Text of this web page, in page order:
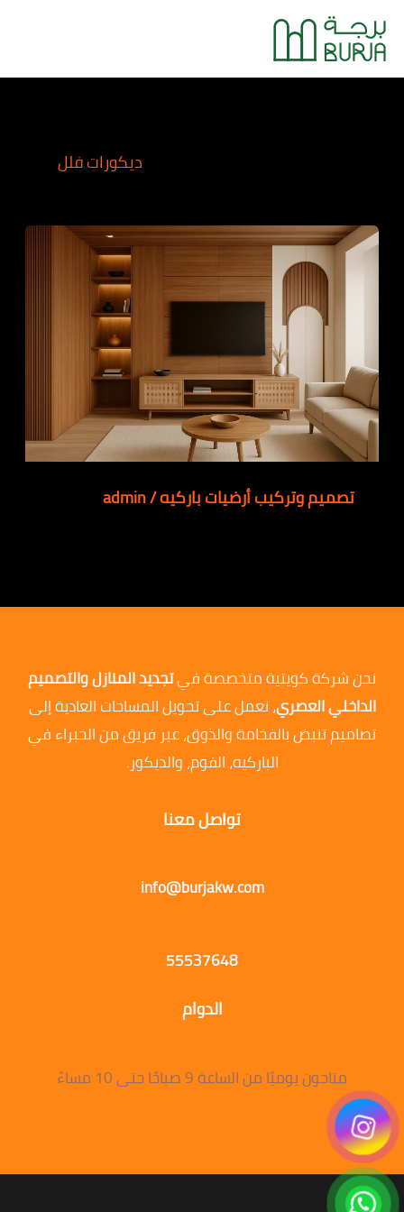
تخطي
إلى
المحتوى
ديكورات فلل
تصميم وتركيب أرضيات باركيه/
admin
نحن شركة كويتية متخصصة فيتجديد المنازل والتصميم
الداخلي العصري، نعمل على تحويل المساحات العادية إلى
تصاميم تنبض بالفخامة والذوق، عبر فريق من الخبراء في
الباركيه، الفوم، والديكور.
تواصل معنا
info@burjakw.com
55537648
الدوام
متاحون يوميًا من الساعة 9 صباحًا حتى 10 مساءً